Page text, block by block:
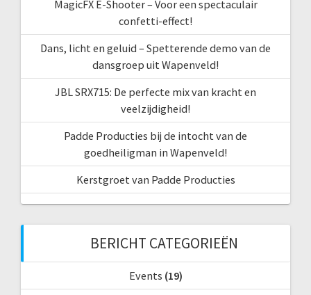
MagicFX E-Shooter – Voor een spectaculair
confetti-effect!
Dans, licht en geluid – Spetterende demo van de
dansgroep uit Wapenveld!
JBL SRX715: De perfecte mix van kracht en
veelzijdigheid!
Padde Producties bij de intocht van de
goedheiligman in Wapenveld!
Kerstgroet van Padde Producties
BERICHT CATEGORIEËN
Events (19)